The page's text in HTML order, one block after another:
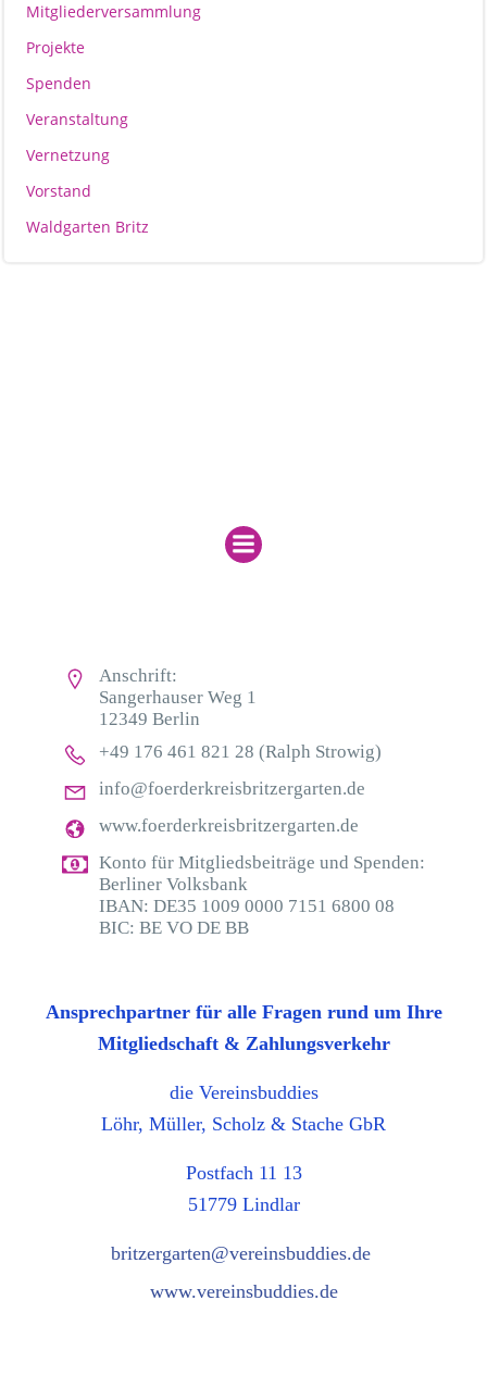
Mitgliederversammlung
Projekte
Spenden
Veranstaltung
Vernetzung
Vorstand
Waldgarten Britz
Anschrift:
Sangerhauser Weg 1
12349 Berlin
+49 176 461 821 28 (Ralph Strowig)
info@foerderkreisbritzergarten.de
www.foerderkreisbritzergarten.de
Konto für Mitgliedsbeiträge und Spenden:
Berliner Volksbank
IBAN: DE35 1009 0000 7151 6800 08
BIC: BE VO DE BB
Ansprechpartner für alle Fragen rund um Ihre
Mitgliedschaft & Zahlungsverkehr
die Vereinsbuddies
Löhr, Müller, Scholz & Stache GbR
Postfach 11 13
51779 Lindlar
britzergarten@vereinsbuddies.de
www.vereinsbuddies.de